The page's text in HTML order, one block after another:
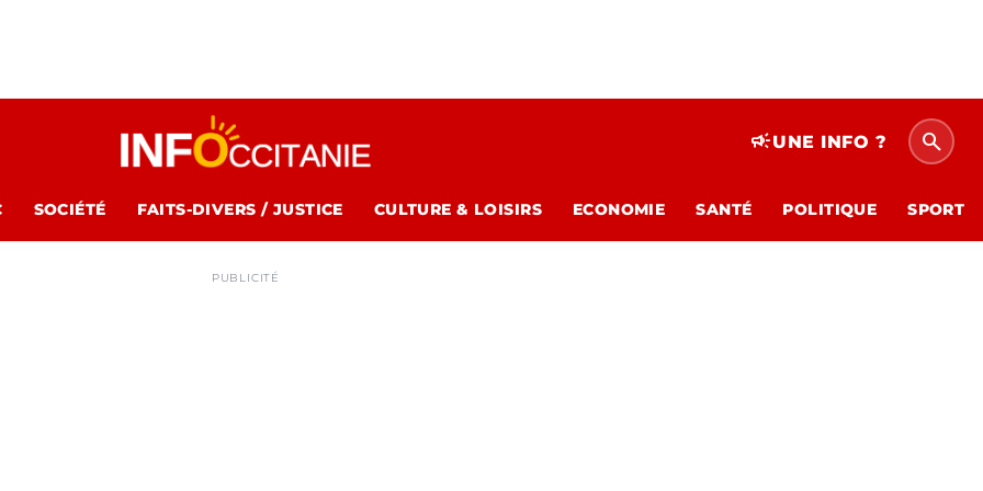
campaignUNE INFO ? search
SOCIÉTÉ FAITS-DIVERS / JUSTICE CULTURE & LOISIRS ECONOMIE SANTÉ POLITIQUE SPORT
PUBLICITÉ